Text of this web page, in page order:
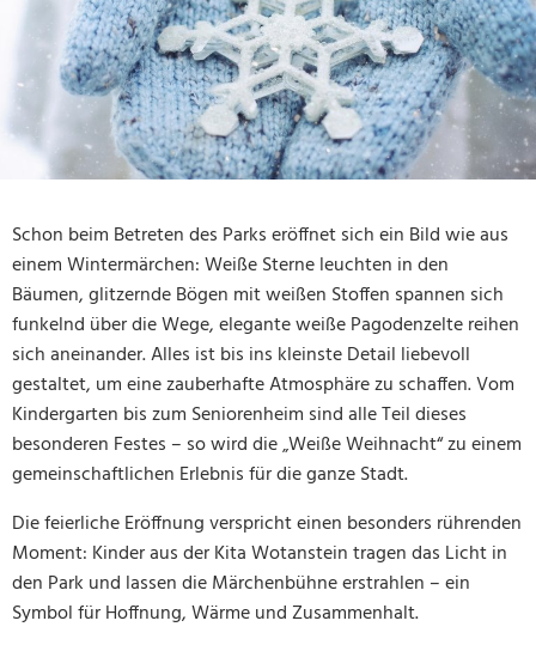
Schon beim Betreten des Parks eröffnet sich ein Bild wie aus
einem Wintermärchen: Weiße Sterne leuchten in den
Bäumen, glitzernde Bögen mit weißen Stoffen spannen sich
funkelnd über die Wege, elegante weiße Pagodenzelte reihen
sich aneinander. Alles ist bis ins kleinste Detail liebevoll
gestaltet, um eine zauberhafte Atmosphäre zu schaffen. Vom
Kindergarten bis zum Seniorenheim sind alle Teil dieses
besonderen Festes – so wird die „Weiße Weihnacht“ zu einem
gemeinschaftlichen Erlebnis für die ganze Stadt.
Die feierliche Eröffnung verspricht einen besonders rührenden
Moment: Kinder aus der Kita Wotanstein tragen das Licht in
den Park und lassen die Märchenbühne erstrahlen – ein
Symbol für Hoffnung, Wärme und Zusammenhalt.